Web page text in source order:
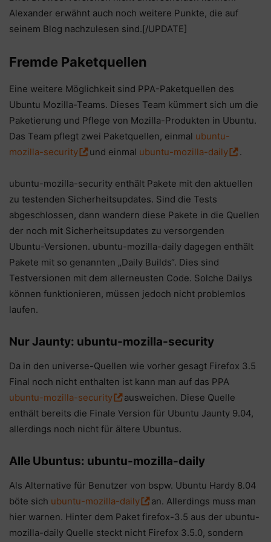
Alexander erwähnt auch noch weitere Punkte, die auf
seinem Blog nachzulesen sind.[/UPDATE]
Fremde Paketquellen
Eine weitere Möglichkeit sind PPA-Paketquellen des
Ubuntu Mozilla-Teams. Dieses Team kümmert sich um die
Paketierung und Pflege von Mozilla-Produkten in Ubuntu.
Das Team pflegt zwei Paketquellen, einmal ubuntu-
mozilla-security
und einmal ubuntu-mozilla-daily .
ubuntu-mozilla-security enthält Pakete mit den aktuellen
zu testenden Sicherheitsupdates. Sind die Tests
abgeschlossen, dann wandern diese Pakete in die Quellen
der noch mit Sicherheitsupdates zu versorgenden
Ubuntu-Versionen. ubuntu-mozilla-daily dagegen enthält
Pakete mit so genannten „Daily Builds“. Dies sind
Testversionen mit dem allerneusten Code. Solche Dailys
können funktionieren, müssen jedoch nicht problemlos
laufen.
Nur Jaunty: ubuntu-mozilla-security
Da in den universe-Quellen wie vorher gesagt Firefox 3.5
Final noch nicht enthalten ist kann man auf das PPA
ubuntu-mozilla-security
ausweichen. Diese Quelle
enthält bereits die Finale Version für Ubuntu Jaunty 9.04,
allerdings noch nicht für ältere Ubuntus.
Alle Ubuntus: ubuntu-mozilla-daily
Als Alternative für Benutzer von bspw. Ubuntu Hardy 8.04
böte sich ubuntu-mozilla-daily
an. Allerdings muss man
hier warnen. Hinter dem Paket firefox-3.5 aus der ubuntu-
mozilla-daily Quelle steckt nicht Firefox 3.5.0, sondern